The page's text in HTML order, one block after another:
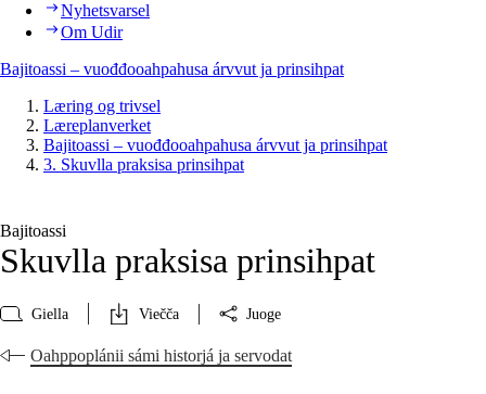
Nyhetsvarsel
Om Udir
Bajitoassi – vuođđooahpahusa árvvut ja prinsihpat
Læring og trivsel
Læreplanverket
Bajitoassi – vuođđooahpahusa árvvut ja prinsihpat
3. Skuvlla praksisa prinsihpat
Bajitoassi
Skuvlla praksisa prinsihpat
Giella Viečča Juoge
Oahppoplánii sámi historjá ja servodat